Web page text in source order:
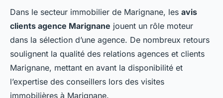
Dans le secteur immobilier de Marignane, les avis
clients agence Marignane jouent un rôle moteur
dans la sélection d’une agence. De nombreux retours
soulignent la qualité des relations agences et clients
Marignane, mettant en avant la disponibilité et
l’expertise des conseillers lors des visites
immobilières à Marignane.